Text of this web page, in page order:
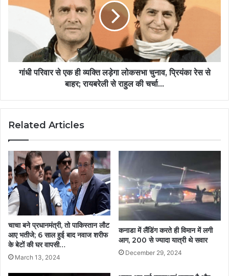
गांधी परिवार से एक ही व्यक्ति लड़ेगा लोकसभा चुनाव, प्रियंका रेस से
बाहर; रायबरेली से राहुल की चर्चा...
Related Articles
चाचा बने प्रधानमंत्री, तो पाकिस्तान लौट
आए भतीजे; 6 साल हुई बाद नवाज शरीफ
के बेटों की घर वापसी…
March 13, 2024
कनाडा में लैंडिंग करते ही विमान में लगी
आग, 200 से ज्यादा यात्री थे सवार
December 29, 2024